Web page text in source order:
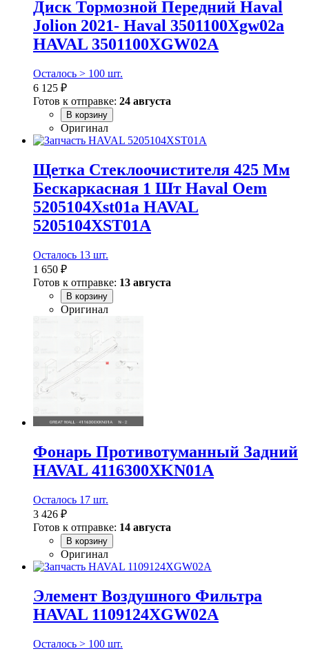
Диск Тормозной Передний Haval
Jolion 2021- Haval 3501100Xgw02a
HAVAL 3501100XGW02A
Осталось > 100 шт.
6 125 ₽
Готов к отправке: 24 августа
В корзину
Оригинал
Щетка Стеклоочистителя 425 Мм
Бескаркасная 1 Шт Haval Oem
5205104Xst01a HAVAL
5205104XST01A
Осталось 13 шт.
1 650 ₽
Готов к отправке: 13 августа
В корзину
Оригинал
Фонарь Противотуманный Задний
HAVAL 4116300XKN01A
Осталось 17 шт.
3 426 ₽
Готов к отправке: 14 августа
В корзину
Оригинал
Элемент Воздушного Фильтра
HAVAL 1109124XGW02A
Осталось > 100 шт.